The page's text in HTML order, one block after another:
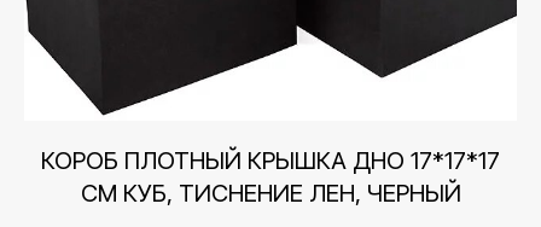
КОРОБ ПЛОТНЫЙ КРЫШКА ДНО 17*17*17
СМ КУБ, ТИСНЕНИЕ ЛЕН, ЧЕРНЫЙ